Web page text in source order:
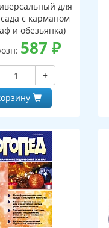
для
сада с карманом
и обезьянка)
587 ₽
+